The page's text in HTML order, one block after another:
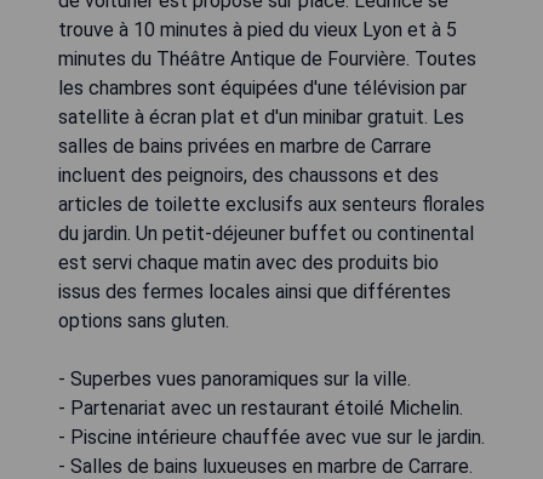
trouve à 10 minutes à pied du vieux Lyon et à 5
minutes du Théâtre Antique de Fourvière. Toutes
les chambres sont équipées d'une télévision par
satellite à écran plat et d'un minibar gratuit. Les
salles de bains privées en marbre de Carrare
incluent des peignoirs, des chaussons et des
articles de toilette exclusifs aux senteurs florales
du jardin. Un petit-déjeuner buffet ou continental
est servi chaque matin avec des produits bio
issus des fermes locales ainsi que différentes
options sans gluten.
- Superbes vues panoramiques sur la ville.
- Partenariat avec un restaurant étoilé Michelin.
- Piscine intérieure chauffée avec vue sur le jardin.
- Salles de bains luxueuses en marbre de Carrare.